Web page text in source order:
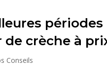
de crèche à
Conseils